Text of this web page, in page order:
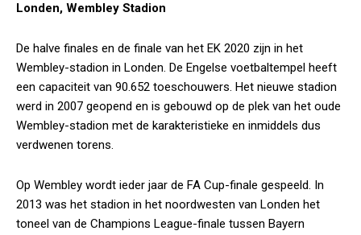
Londen, Wembley Stadion
De halve finales en de finale van het EK 2020 zijn in het
Wembley-stadion in Londen. De Engelse voetbaltempel heeft
een capaciteit van 90.652 toeschouwers. Het nieuwe stadion
werd in 2007 geopend en is gebouwd op de plek van het oude
Wembley-stadion met de karakteristieke en inmiddels dus
verdwenen torens.
Op Wembley wordt ieder jaar de FA Cup-finale gespeeld. In
2013 was het stadion in het noordwesten van Londen het
toneel van de Champions League-finale tussen Bayern